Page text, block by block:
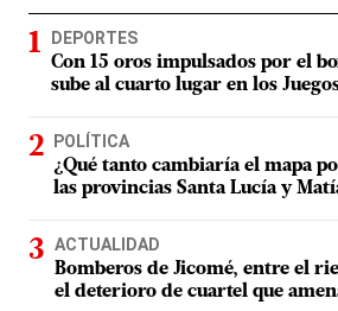
DEPORTES
Con 15 oros impulsados por el
sube al cuarto lugar en los
POLÍTICA
¿Qué tanto cambiaría el mapa
las provincias Santa Lucía y
ACTUALIDAD
Bomberos de Jicomé, entre el
el deterioro de cuartel que